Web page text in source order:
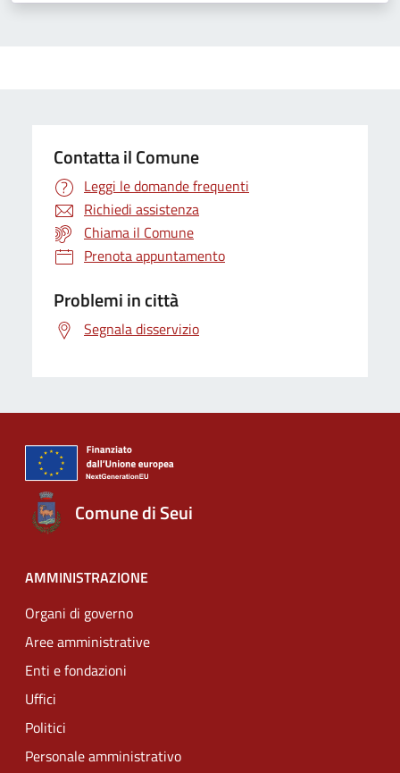
Contatta il Comune
Leggi le domande frequenti
Richiedi assistenza
Chiama il Comune
Prenota appuntamento
Problemi in città
Segnala disservizio
Comune di Seui
AMMINISTRAZIONE
Organi di governo
Aree amministrative
Enti e fondazioni
Uffici
Politici
Personale amministrativo